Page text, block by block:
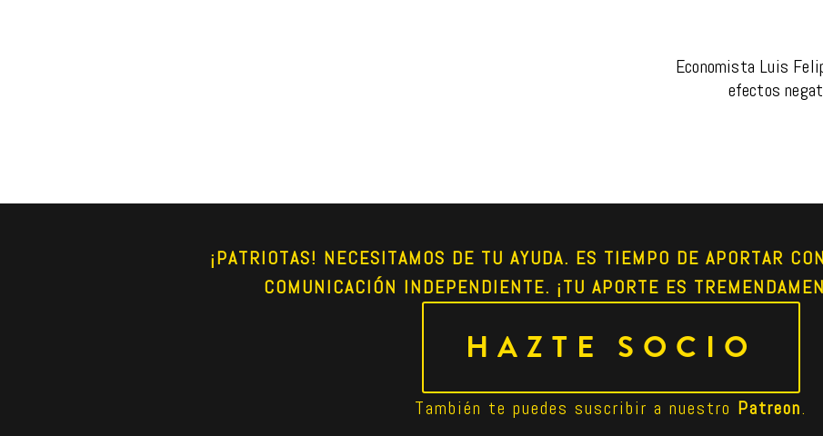
Economista Luis
efectos
¡PATRIOTAS! NECESITAMOS DE TU AYUDA. ES TIEMPO DE APORTAR
COMUNICACIÓN INDEPENDIENTE. ¡TU APORTE ES
HAZTE SOCIO
También te puedes suscribir a nuestro Patreon.